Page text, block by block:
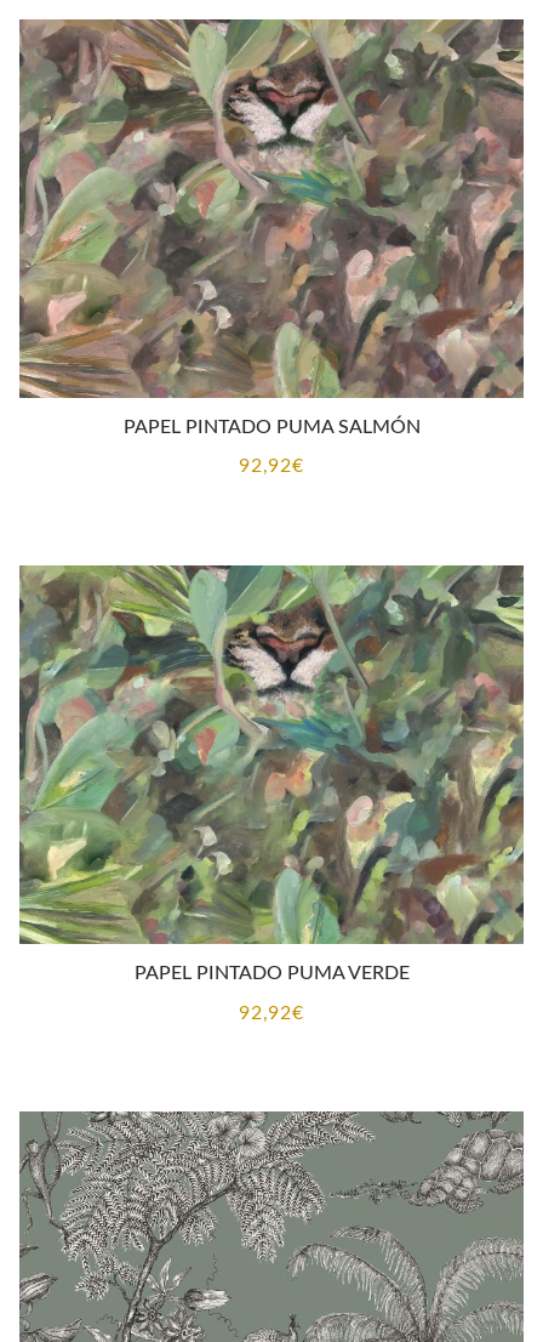
PAPEL PINTADO PUMA SALMÓN
92,92€
PAPEL PINTADO PUMA VERDE
92,92€